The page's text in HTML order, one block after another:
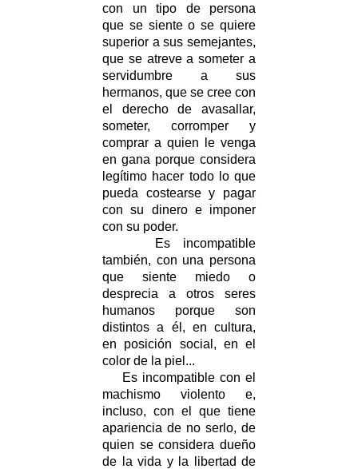
con un tipo de persona
que se siente o se quiere
superior a sus semejantes,
que se atreve a someter a
servidumbre a sus
hermanos, que se cree con
el derecho de avasallar,
someter, corromper y
comprar a quien le venga
en gana porque considera
legítimo hacer todo lo que
pueda costearse y pagar
con su dinero e imponer
con su poder.
Es incompatible
también, con una persona
que siente miedo o
desprecia a otros seres
humanos porque son
distintos a él, en cultura,
en posición social, en el
color de la piel...
Es incompatible con el
machismo violento e,
incluso, con el que tiene
apariencia de no serlo, de
quien se considera dueño
de la vida y la libertad de